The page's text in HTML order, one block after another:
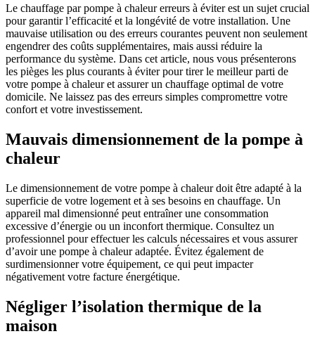
Le chauffage par pompe à chaleur erreurs à éviter est un sujet crucial
pour garantir l’efficacité et la longévité de votre installation. Une
mauvaise utilisation ou des erreurs courantes peuvent non seulement
engendrer des coûts supplémentaires, mais aussi réduire la
performance du système. Dans cet article, nous vous présenterons
les pièges les plus courants à éviter pour tirer le meilleur parti de
votre pompe à chaleur et assurer un chauffage optimal de votre
domicile. Ne laissez pas des erreurs simples compromettre votre
confort et votre investissement.
Mauvais dimensionnement de la pompe à
chaleur
Le dimensionnement de votre pompe à chaleur doit être adapté à la
superficie de votre logement et à ses besoins en chauffage. Un
appareil mal dimensionné peut entraîner une consommation
excessive d’énergie ou un inconfort thermique. Consultez un
professionnel pour effectuer les calculs nécessaires et vous assurer
d’avoir une pompe à chaleur adaptée. Évitez également de
surdimensionner votre équipement, ce qui peut impacter
négativement votre facture énergétique.
Négliger l’isolation thermique de la
maison